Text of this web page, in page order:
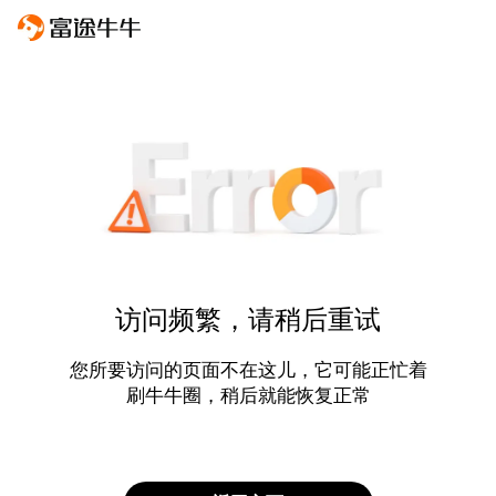
访问频繁，请稍后重试
您所要访问的页面不在这儿，它可能正忙着
刷牛牛圈，稍后就能恢复正常